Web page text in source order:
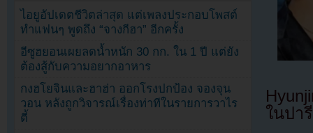
ในปา
ไอยูอัปเดตชีวิตล่าสุด แต่เพลงประกอบโพสต์
ทำแฟนๆ พูดถึง “จางกีฮา” อีกครั้ง
อีซูฮยอนเผยลดน้ำหนัก 30 กก. ใน 1 ปี แต่ยัง
ต้องสู้กับความอยากอาหาร
กงฮโยจินและฮาฮ่า ออกโรงปกป้อง จองจุน
วอน หลังถูกวิจารณ์เรื่องท่าทีในรายการวาไร
ตี้